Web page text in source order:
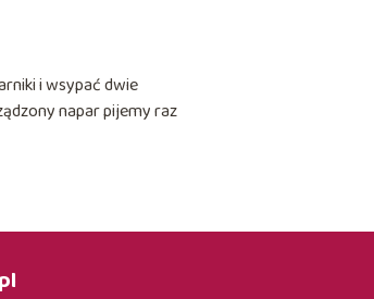
i wsypać dwie
napar pijemy raz